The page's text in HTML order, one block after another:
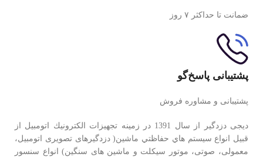
ضمانت تا حداکثر ۷ روز
پشتیبانی پاسخ‌گو
پشتیبانی و مشاوره فروش
دیجی دزدگیر از سال 1391 در زمينه تجهيزات الكترونيك اتومبیل از
قبيل انواع سيستم هاي حفاظتي ماشین( دزدگيرهای تصویری اتومبیل،
معمولی، صوتی، موتور سیکلت و ماشین های سنگین) انواع سنسور